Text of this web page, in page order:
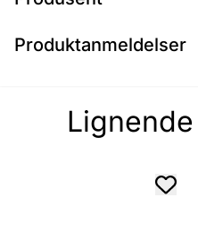
Produktanmeldelser